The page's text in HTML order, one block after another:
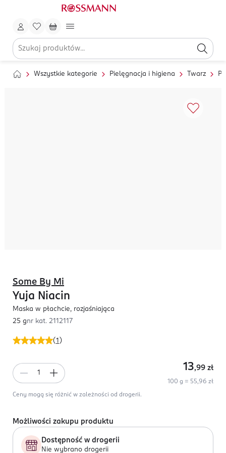
Wszystkie kategorie Pielęgnacja i higiena Twarz
(1 )
Some By Mi
Yuja Niacin
Maska w płachcie, rozjaśniająca
25 gnr kat. 2112117
13,99 zł
100 g = 55,96 zł
Ceny mogą się różnić w zależności od drogerii.
Możliwości zakupu produktu
Dostępność w drogerii
Nie wybrano drogerii